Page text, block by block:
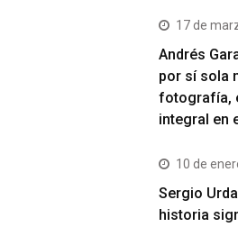
17 de
Andrés
por sí sola
fotografía,
integral en
10 de
Sergio
historia